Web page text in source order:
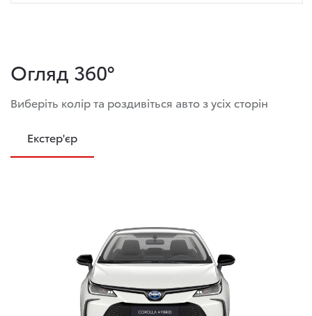
Огляд 360°
Виберіть колір та роздивіться авто з усіх сторін
Екстер'єр